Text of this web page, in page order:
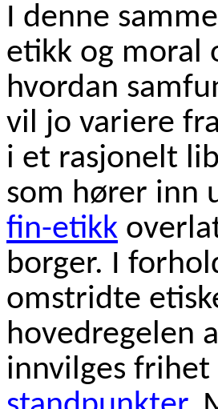
I denne
etikk og
hvordan
vil jo variere
i et rasjonelt
som hører inn
fin-etikk
borger. I
omstridte
hovedregelen
innvilges